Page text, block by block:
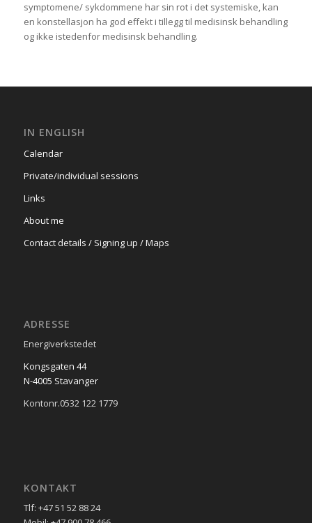
symptomene/ sykdommene har sin rot i det systemiske, kan
en konstellasjon ha god effekt i tillegg til medisinsk behandling
og ikke istedenfor medisinsk behandling.
IN ENGLISH
Calendar
Private/individual sessions
Links
About me
Contact details / Signing up / Maps
ADRESSE
Energiverkstedet
Kongsgaten 44
N-4005 Stavanger
Kontonr.0532 122 1779
KONTAKT
Tlf: +47 51 52 88 24